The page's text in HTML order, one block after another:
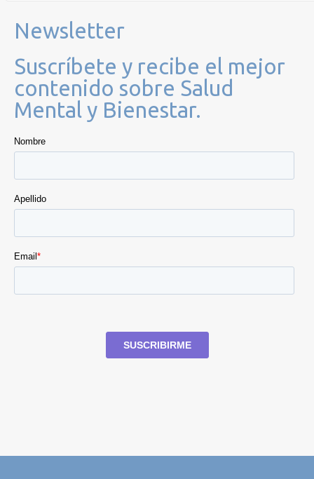
Newsletter
Suscríbete y recibe el mejor
contenido sobre Salud
Mental y Bienestar.